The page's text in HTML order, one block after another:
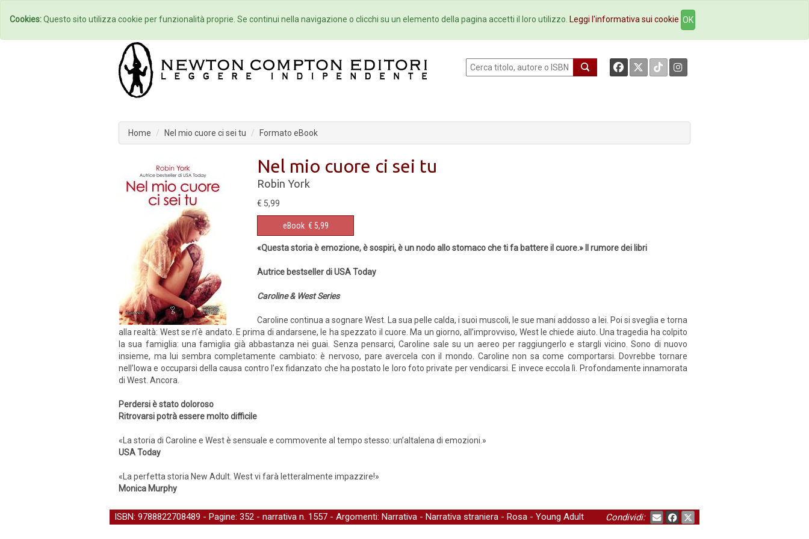
Home Autori Eventi Collane Newsletter Ebookstore Contatti
Home Nel mio cuore ci sei tu Formato eBook
Nel mio cuore ci sei tu
Robin York
€ 5,99
eBook € 5,99
«Questa storia è emozione, è sospiri, è un nodo allo stomaco che ti fa battere il cuore.» Il rumore dei libri
Autrice bestseller di USA Today
Caroline & West Series
Caroline continua a sognare West. La sua pelle calda, i suoi muscoli, le sue mani addosso a lei. Poi si sveglia e torna
alla realtà: West se n’è andato. E prima di andarsene, le ha spezzato il cuore. Ma un giorno, all’improvviso, West le chiede aiuto. Una tragedia ha colpito
la sua famiglia: una famiglia già abbastanza nei guai. Senza pensarci, Caroline sale su un aereo per raggiungerlo e stargli vicino. Sono di nuovo
insieme, ma lui sembra completamente cambiato: è nervoso, pare avercela con il mondo. Caroline non sa come comportarsi. Dovrebbe tornare
nell’Iowa e occuparsi della causa contro l’ex fidanzato che ha postato le loro foto private per vendicarsi. E invece eccola lì. Profondamente innamorata
di West. Ancora.
Perdersi è stato doloroso
Ritrovarsi potrà essere molto difficile
«La storia di Caroline e West è sensuale e commovente al tempo stesso: un’altalena di emozioni.»
USA Today
«La perfetta storia New Adult. West vi farà letteralmente impazzire!»
Monica Murphy
ISBN: 9788822708489 - Pagine: 352 - narrativa n. 1557 - Argomenti: Narrativa - Narrativa straniera - Rosa - Young Adult Condividi:
Cookies:Questo sito utilizza cookie per funzionalità proprie. Se continui nella navigazione o clicchi su un elemento della pagina accetti il loro utilizzo. Leggi l'informativa sui cookie OK